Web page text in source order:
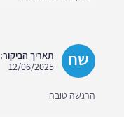
שח
תאריך הביקור:
12/06/2025
הרגשה טובה